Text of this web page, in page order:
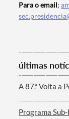
Filtros
Para o email;
últimas
A 87.ª Volta a
Programa